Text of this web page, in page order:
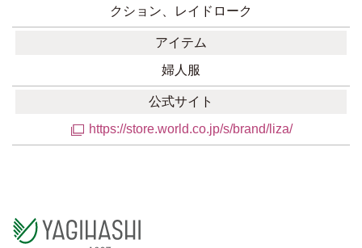
クション、レイドローク
アイテム
婦人服
公式サイト
https://store.world.co.jp/s/brand/liza/